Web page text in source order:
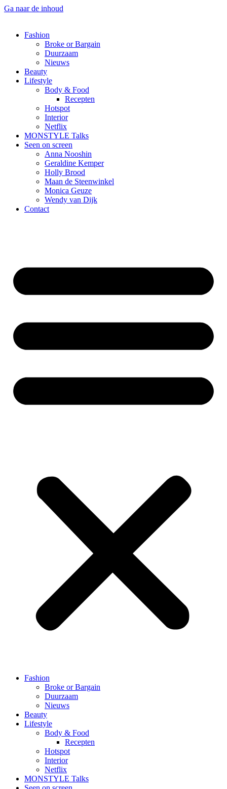
Ga naar de inhoud
Fashion
Broke or Bargain
Duurzaam
Nieuws
Beauty
Lifestyle
Body & Food
Recepten
Hotspot
Interior
Netflix
MONSTYLE Talks
Seen on screen
Anna Nooshin
Geraldine Kemper
Holly Brood
Maan de Steenwinkel
Monica Geuze
Wendy van Dijk
Contact
Fashion
Broke or Bargain
Duurzaam
Nieuws
Beauty
Lifestyle
Body & Food
Recepten
Hotspot
Interior
Netflix
MONSTYLE Talks